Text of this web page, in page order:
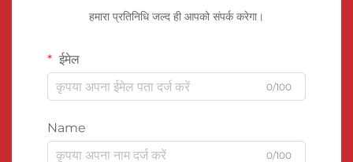
हमारा प्रतिनिधि जल्द ही आपको संपर्क करेगा।
ईमेल
0/100
Name
0/100